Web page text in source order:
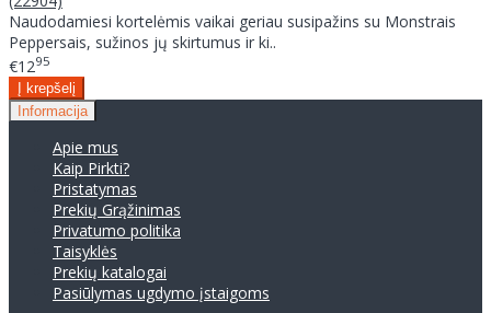
Naudodamiesi kortelėmis vaikai geriau susipažins su Monstrais
Peppersais, sužinos jų skirtumus ir ki..
€1295
Informacija
Apie mus
Kaip Pirkti?
Pristatymas
Prekių Grąžinimas
Privatumo politika
Taisyklės
Prekių katalogai
Pasiūlymas ugdymo įstaigoms